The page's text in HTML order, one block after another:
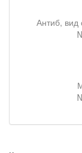
Антиб,